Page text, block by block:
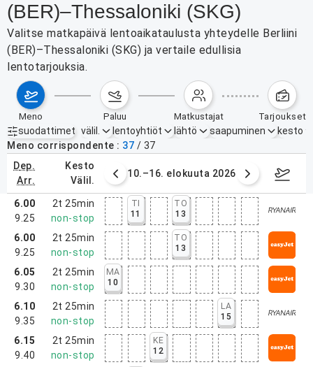
(BER)–Thessaloniki (SKG)
Valitse matkapäivä lentoaikataulusta yhteydelle Berliini
(BER)–Thessaloniki (SKG) ja vertaile edullisia
lentotarjouksia.
meno paluu matkustajat tarjoukset
suodattimet
Aktiiviset suodattimet ei mitään
välil. lentoyhtiöt lähtö saapuminen
kesto
Meno corrispondente
37 / 37
dep.
arr.
kesto
välil.
elokuuta 2026 10.–16. elokuuta 2026
6.00
9.25
2t 25min
non-stop
TI
11
TO
13
6.00
9.25
2t 25min
non-stop
TO
13
6.05
9.30
2t 25min
non-stop
MA
10
6.10
9.35
2t 25min
non-stop
LA
15
6.15
9.40
2t 25min
non-stop
KE
12